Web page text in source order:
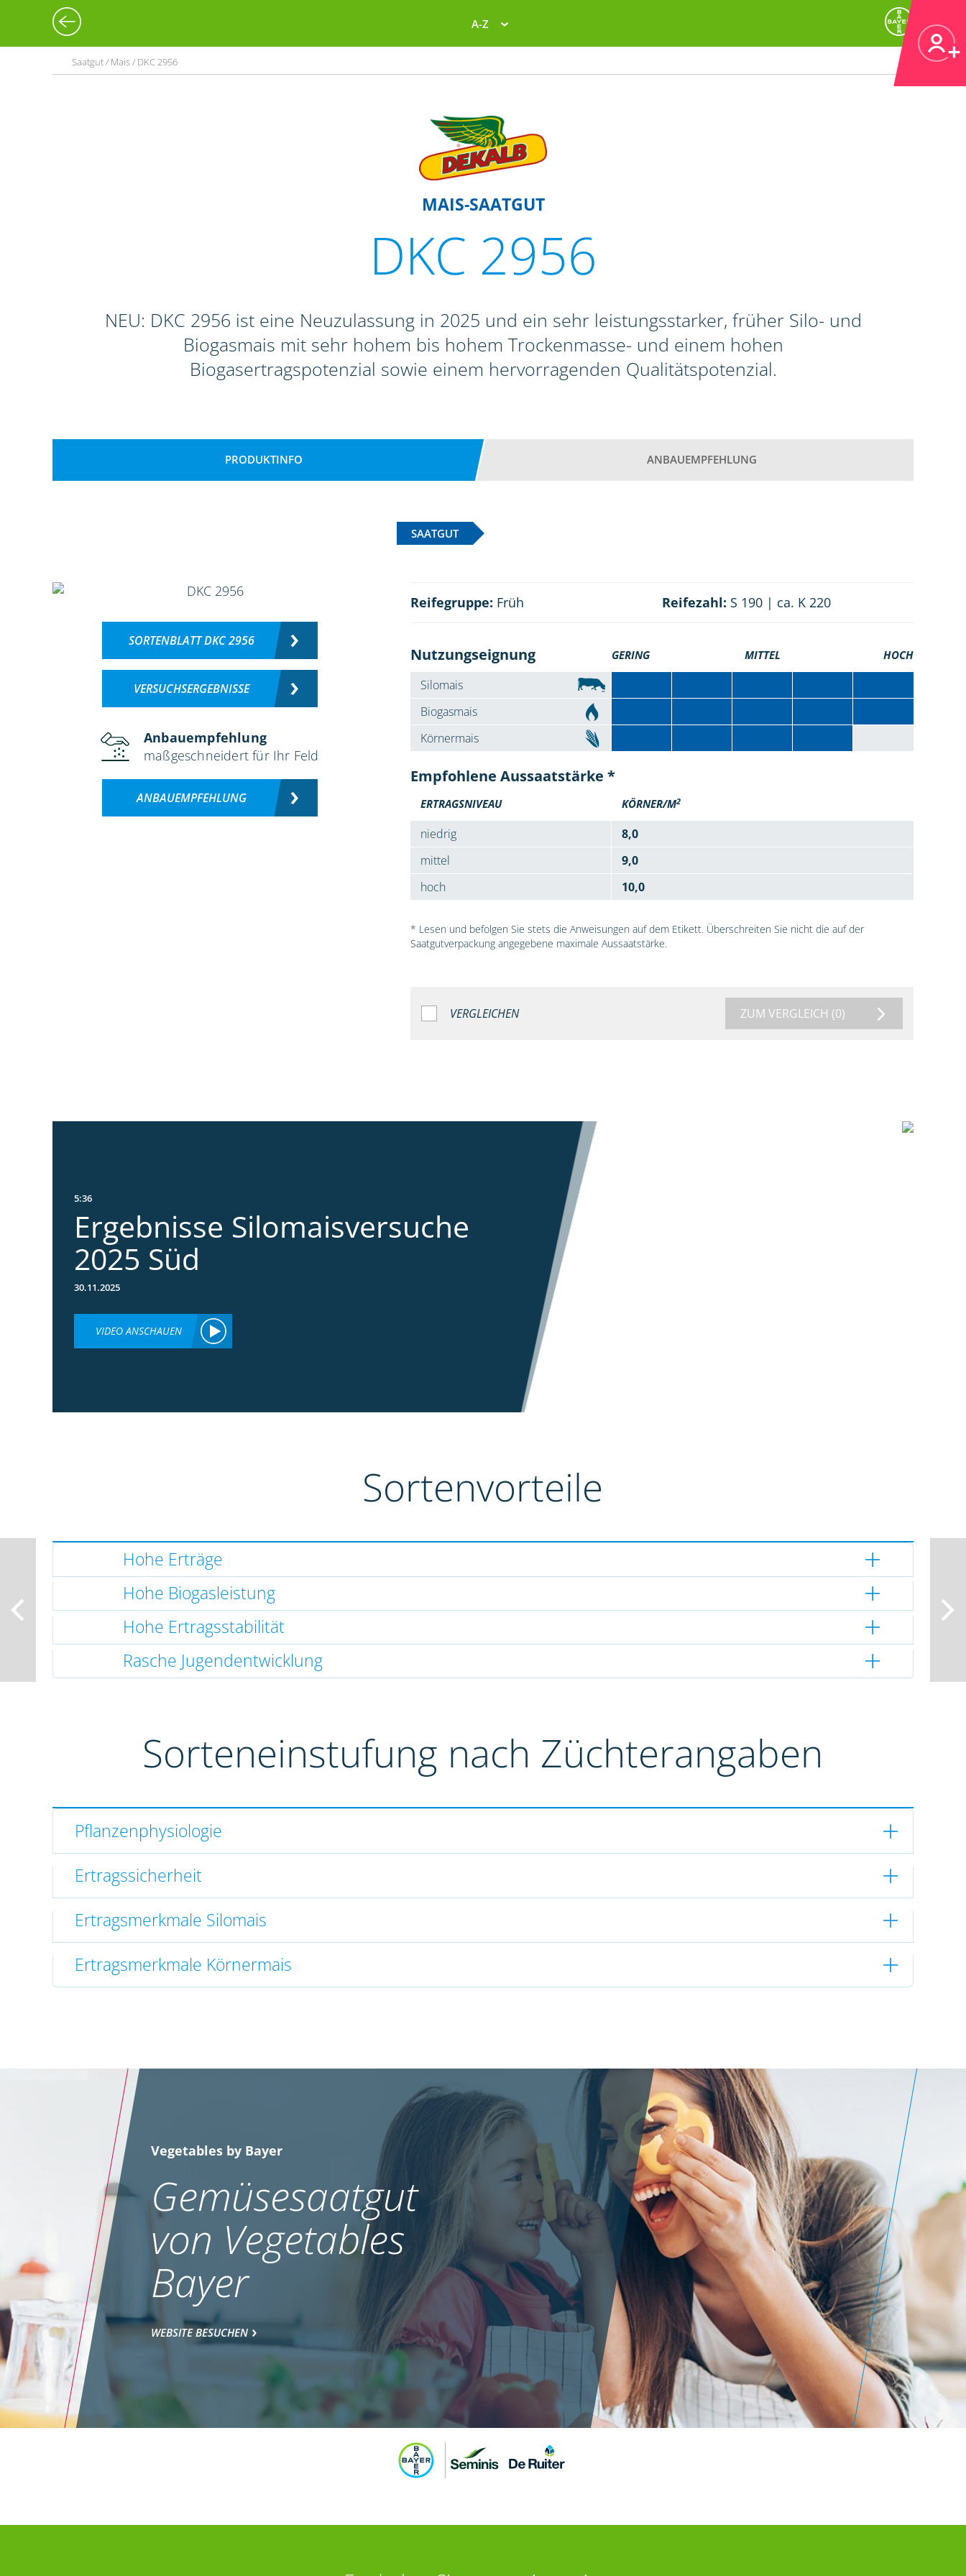
A-Z
Saatgut / Mais / DKC 2956
MAIS-SAATGUT
DKC 2956
NEU: DKC 2956 ist eine Neuzulassung in 2025 und ein sehr leistungsstarker, früher Silo- und
Biogasmais mit sehr hohem bis hohem Trockenmasse- und einem hohen
Biogasertragspotenzial sowie einem hervorragenden Qualitätspotenzial.
PRODUKTINFO ANBAUEMPFEHLUNG
SAATGUT
SORTENBLATT DKC 2956
VERSUCHSERGEBNISSE
Anbauempfehlung
maßgeschneidert für Ihr Feld
ANBAUEMPFEHLUNG
Reifegruppe: Früh Reifezahl: S 190 | ca. K 220
Nutzungseignung GERING MITTEL HOCH
Silomais
Biogasmais
Körnermais
Empfohlene Aussaatstärke *
ERTRAGSNIVEAU KÖRNER/M2
niedrig
8,0
mittel
9,0
hoch
10,0
* Lesen und befolgen Sie stets die Anweisungen auf dem Etikett. Überschreiten Sie nicht die auf der
Saatgutverpackung angegebene maximale Aussaatstärke.
VERGLEICHEN ZUM VERGLEICH (0)
5:36
Ergebnisse Silomaisversuche
2025 Süd
30.11.2025
VIDEO ANSCHAUEN
Sortenvorteile
Hohe Erträge
Hohe Biogasleistung
Hohe Ertragsstabilität
Rasche Jugendentwicklung
Sorteneinstufung nach Züchterangaben
Pflanzenphysiologie
Ertragssicherheit
Ertragsmerkmale Silomais
Ertragsmerkmale Körnermais
Vegetables by Bayer
Gemüsesaatgut
von Vegetables
Bayer
WEBSITE BESUCHEN